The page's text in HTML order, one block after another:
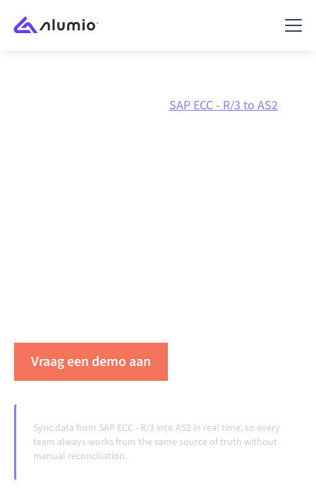
SAP ECC - R/3 to AS2
Vraag een demo aan
Sync data from SAP ECC - R/3 into AS2 in real time, so every
team always works from the same source of truth without
manual reconciliation.